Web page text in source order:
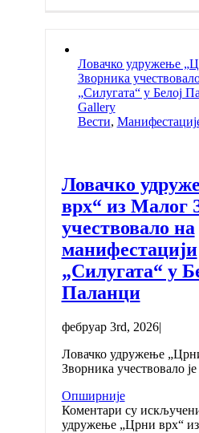
Ловачко удружење
Зворника
„Силугата“ у Белој
Gallery
Вести,
Ловачко
врх“ из Малог
учествовало на
манифестацији
„Силугата“ у
Паланци
фебруар 3rd, 2026|
Ловачко удружење
Зворника учествовало
Опширније
Коментари су
удружење „Црни врх“